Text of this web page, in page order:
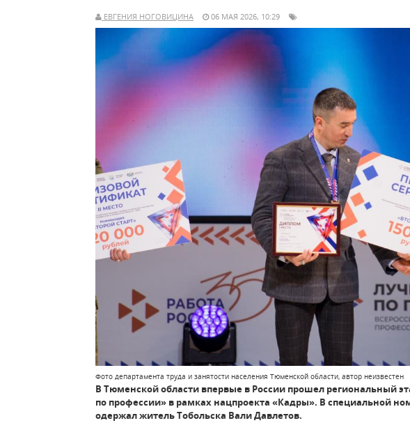
ЕВГЕНИЯ НОГОВИЦИНА 06 МАЯ 2026, 10:29
Фото департамента труда и занятости населения Тюменской области, автор неизвестен
В Тюменской области впервые в России прошел региональный
по профессии» в рамках нацпроекта «Кадры». В специальной
одержал житель Тобольска Вали Давлетов.